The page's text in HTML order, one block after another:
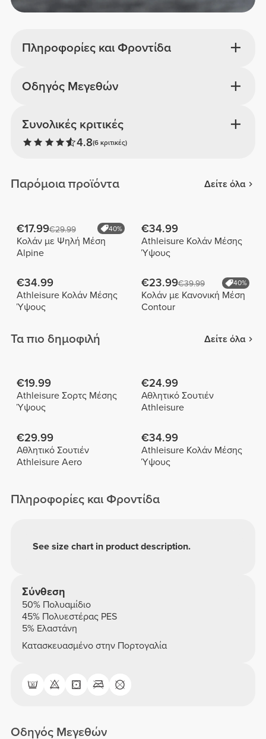
Πληροφορίες και Φροντίδα
Συνολικές κριτικές
4.8(6 κριτικές)
Οδηγός Μεγεθών
Παρόμοια προϊόντα Δείτε όλα
€17.99€29.99 40%
Κολάν με Ψηλή Μέση
Alpine
€34.99
Athleisure Κολάν Μέσης
Ύψους
€34.99
Athleisure Κολάν Μέσης
Ύψους
€23.99€39.99 40%
Κολάν με Κανονική Μέση
Contour
Τα πιο δημοφιλή Δείτε όλα
€19.99
Athleisure Σορτς Μέσης
Ύψους
€24.99
Αθλητικό Σουτιέν
Athleisure
€29.99
Αθλητικό Σουτιέν
Athleisure Aero
€34.99
Athleisure Κολάν Μέσης
Ύψους
Πληροφορίες και Φροντίδα
See size chart in product description.
Σύνθεση
50% Πολυαμίδιο
45% Πολυεστέρας PES
5% Ελαστάνη
Κατασκευασμένο στην Πορτογαλία
Οδηγός Μεγεθών